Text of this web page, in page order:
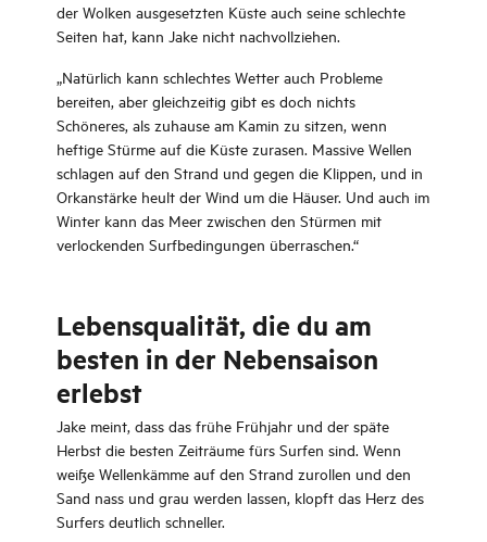
der Wolken ausgesetzten Küste auch seine schlechte
Seiten hat, kann Jake nicht nachvollziehen.
„Natürlich kann schlechtes Wetter auch Probleme
bereiten, aber gleichzeitig gibt es doch nichts
Schöneres, als zuhause am Kamin zu sitzen, wenn
heftige Stürme auf die Küste zurasen. Massive Wellen
schlagen auf den Strand und gegen die Klippen, und in
Orkanstärke heult der Wind um die Häuser. Und auch im
Winter kann das Meer zwischen den Stürmen mit
verlockenden Surfbedingungen überraschen.“
Lebensqualität, die du am
besten in der Nebensaison
erlebst
Jake meint, dass das frühe Frühjahr und der späte
Herbst die besten Zeiträume fürs Surfen sind. Wenn
weiße Wellenkämme auf den Strand zurollen und den
Sand nass und grau werden lassen, klopft das Herz des
Surfers deutlich schneller.